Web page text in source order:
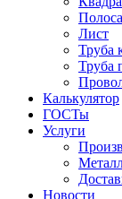
Полоса
Лист
Труба
Труба
Калькулятор
ГОСТы
Услуги
Новости